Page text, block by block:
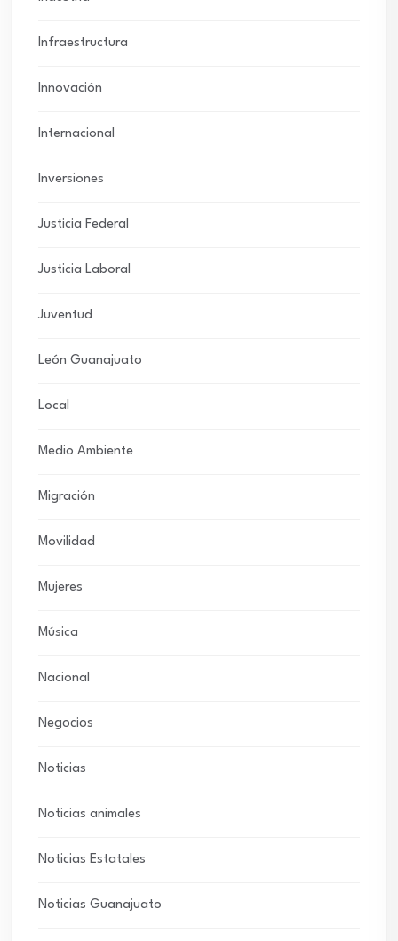
Infraestructura
Innovación
Internacional
Inversiones
Justicia Federal
Justicia Laboral
Juventud
León Guanajuato
Local
Medio Ambiente
Migración
Movilidad
Mujeres
Música
Nacional
Negocios
Noticias
Noticias animales
Noticias Estatales
Noticias Guanajuato